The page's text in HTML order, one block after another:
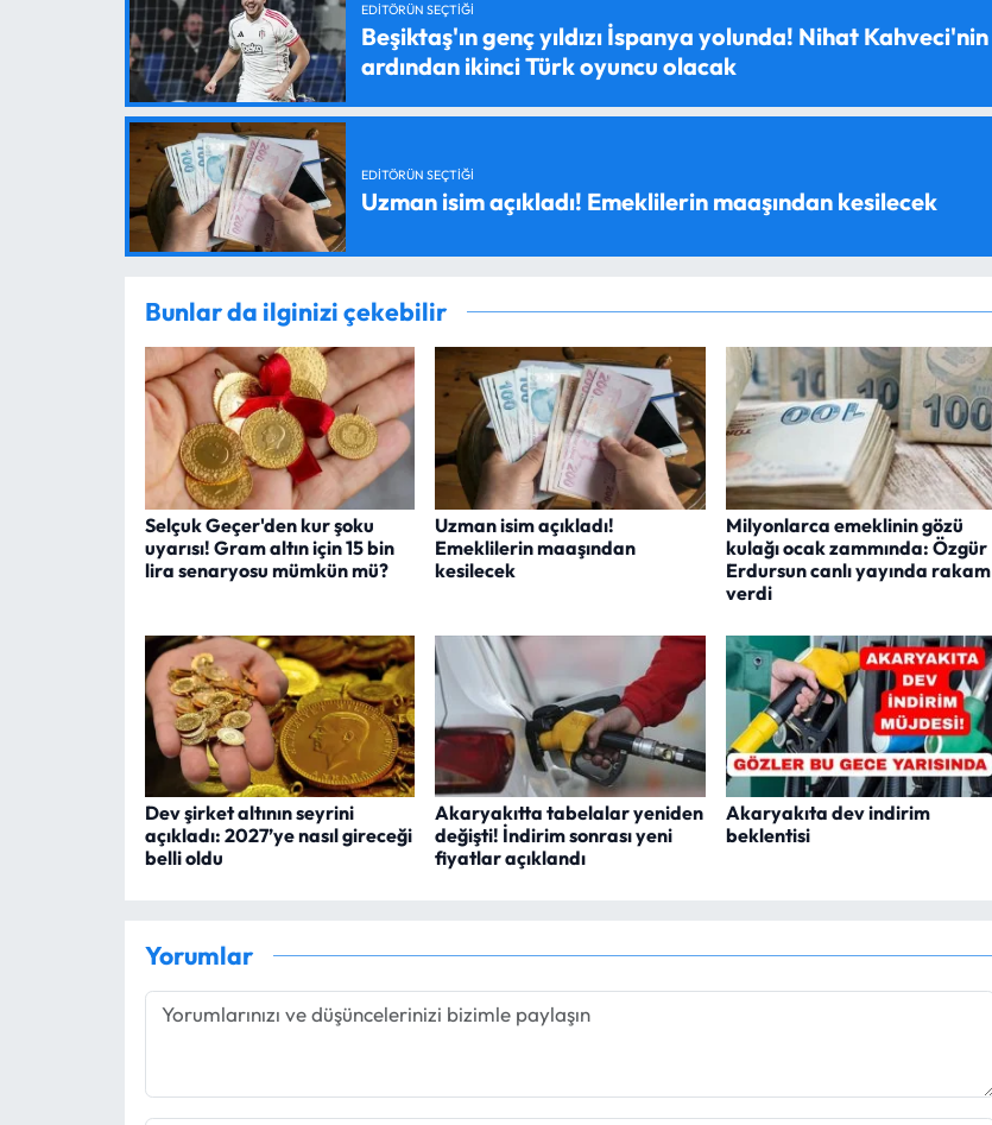
EDITÖRÜN SEÇTIĞI
Beşiktaş'ın genç yıldızı İspanya yolunda! Nihat Kahveci'nin
ardından ikinci Türk oyuncu olacak
EDITÖRÜN SEÇTIĞI
Uzman isim açıkladı! Emeklilerin maaşından kesilecek
Bunlar da ilginizi çekebilir
Selçuk Geçer'den kur şoku
uyarısı! Gram altın için 15 bin
lira senaryosu mümkün mü?
Uzman isim açıkladı!
Emeklilerin maaşından
kesilecek
Milyonlarca emeklinin gözü
kulağı ocak zammında: Özgür
Erdursun canlı yayında rakam
verdi
Dev şirket altının seyrini
açıkladı: 2027’ye nasıl gireceği
belli oldu
Akaryakıtta tabelalar yeniden
değişti! İndirim sonrası yeni
fiyatlar açıklandı
Akaryakıta dev indirim
beklentisi
Yorumlar